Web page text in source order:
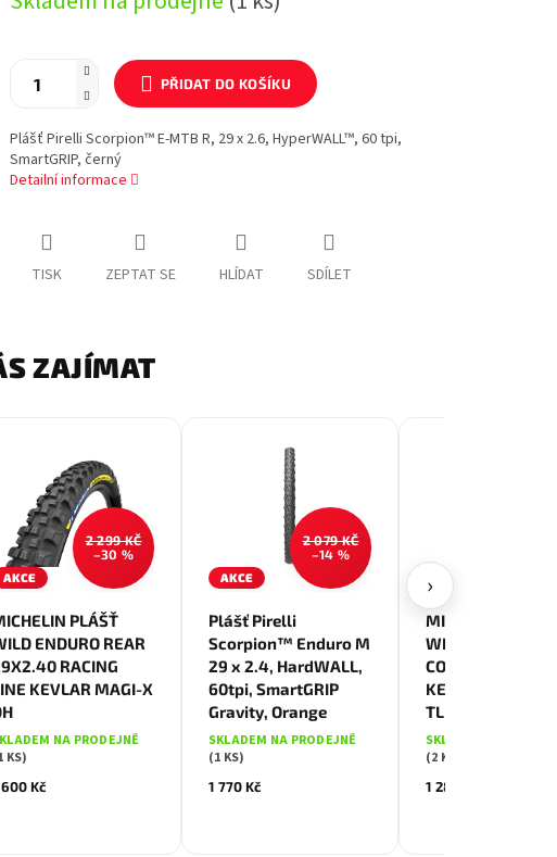
cena:
PŘIDAT DO KOŠÍKU
Plášť Pirelli Scorpion™ E-MTB R, 29 x 2.6, HyperWALL™, 60 tpi,
SmartGRIP, černý
Detailní informace
TISK ZEPTAT SE HLÍDAT SDÍLET
ZAJÍMAT
AKCE
2 299 KČ
–30 %
PLÁŠŤ
ENDURO REAR
RACING
KEVLAR MAGI-X
NA PRODEJNĚ
KS)
600 Kč
AKCE
2 079 KČ
–14 %
Plášť Pirelli
Scorpion™ Enduro M
29 x 2.4, HardWALL,
60tpi, SmartGRIP
Gravity, Orange
SKLADEM NA PRODEJNĚ
(1 KS)
1 770 Kč
AKCE
MICHELIN PLÁŠŤ
WILD AM2
COMPETITION
KEVLAR GUM-X
TLR
SKLADEM NA
(2 KS)
1 280 Kč
›